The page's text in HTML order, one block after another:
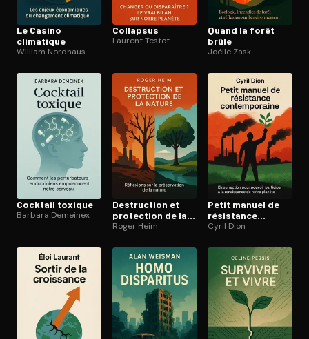
Le Casino
climatique
William Nordhaus
Collapsus
Laurent Testot
Quand la forêt
brûle
Joëlle Zask
Cocktail toxique
Barbara Demeinex
Destruction et
protection de la
nature
Roger Heim
Petit manuel de
résistance
contem­po­raine
Cyril Dion